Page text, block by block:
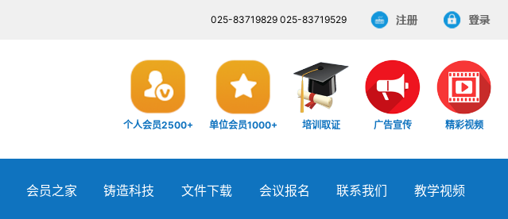
025-83719829 025-83719529
个人会员2500+ 单位会员1000+ 培训取证 广告宣传 精彩视频
会员之家 铸造科技 文件下载 会议报名 联系我们 教学视频